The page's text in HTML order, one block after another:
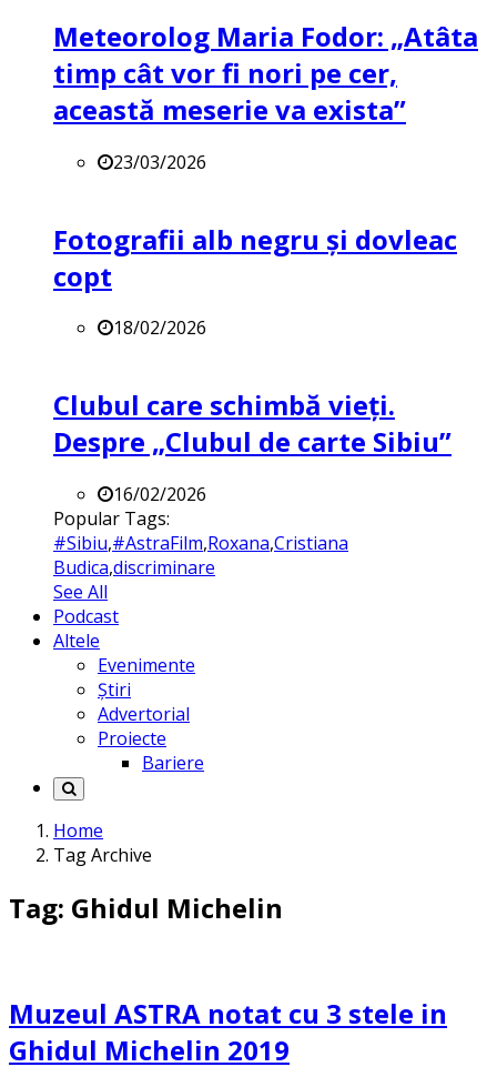
Meteorolog Maria Fodor: „Atâta
timp cât vor fi nori pe cer,
această meserie va exista”
23/03/2026
Fotografii alb negru și dovleac
copt
18/02/2026
Clubul care schimbă vieți.
Despre „Clubul de carte Sibiu”
16/02/2026
Popular Tags:
#Sibiu,#AstraFilm,Roxana,Cristiana
Budica,discriminare
See All
Podcast
Altele
Evenimente
Știri
Advertorial
Proiecte
Bariere
Home
Tag Archive
Tag: Ghidul Michelin
Muzeul ASTRA notat cu 3 stele in
Ghidul Michelin 2019